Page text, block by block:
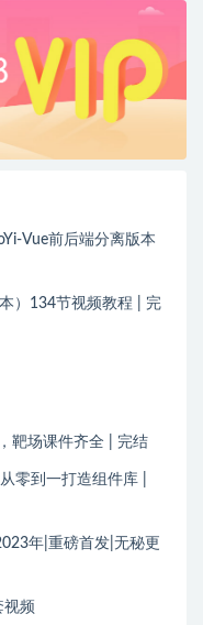
Vue前后端分离版本
）134节视频教程 | 完
靶场课件齐全 | 完结
零到一打造组件库 |
年|重磅首发|无秘更
视频